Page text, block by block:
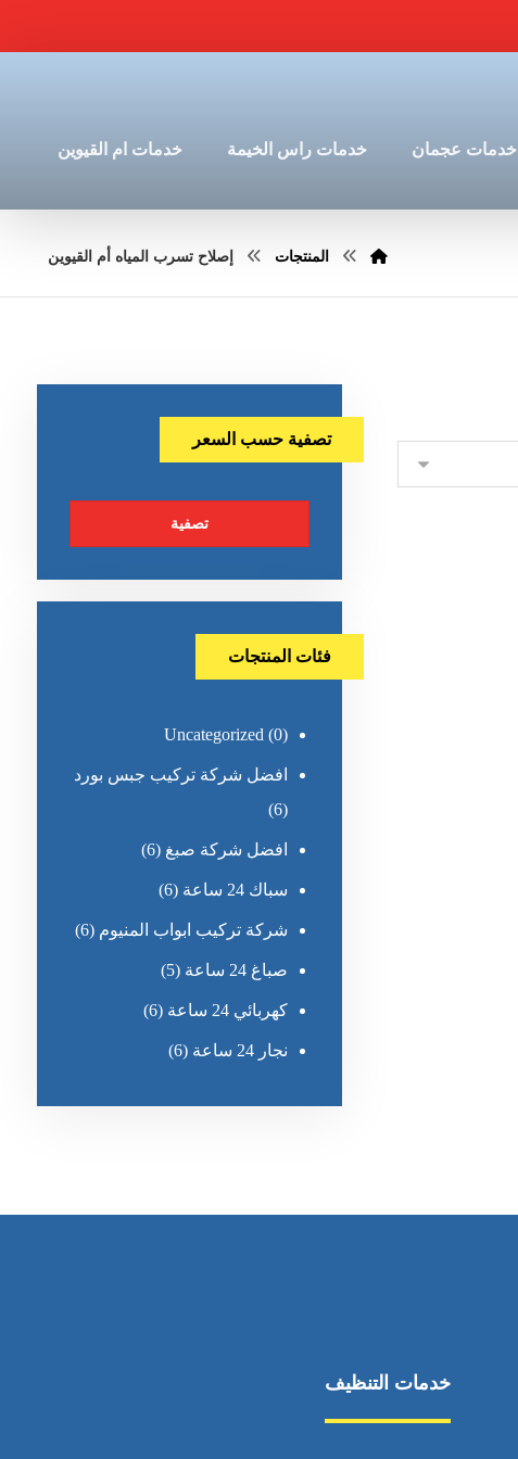
خدمات عجمان خدمات راس الخيمة خدمات ام القيوين
المنتجات إصلاح تسرب المياه أم القيوين
تصفية حسب السعر
تصفية
فئات المنتجات
Uncategorized (0)
افضل شركة تركيب جبس بورد
(6)
افضل شركة صبغ (6)
سباك 24 ساعة (6)
شركة تركيب ابواب المنيوم (6)
صباغ 24 ساعة (5)
كهربائي 24 ساعة (6)
نجار 24 ساعة (6)
خدمات التنظيف